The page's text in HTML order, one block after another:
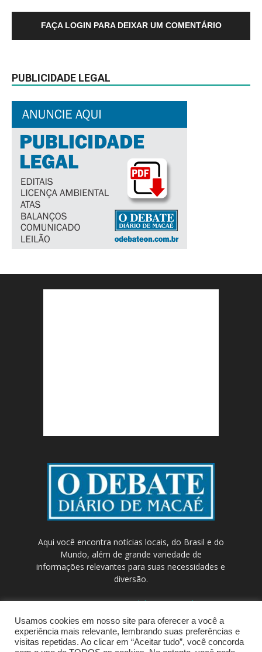
FAÇA LOGIN PARA DEIXAR UM COMENTÁRIO
PUBLICIDADE LEGAL
Aqui você encontra notícias locais, do Brasil e do
Mundo, além de grande variedade de
informações relevantes para suas necessidades e
diversão.
Contato:contato@odebateon.com.br /
comercia@odebateon.com.br
Usamos cookies em nosso site para oferecer a você a
experiência mais relevante, lembrando suas preferências e
visitas repetidas. Ao clicar em “Aceitar tudo”, você concorda